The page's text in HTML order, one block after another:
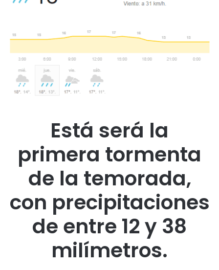
Está será la
primera tormenta
de la temorada,
con precipitaciones
de entre 12 y 38
milímetros.